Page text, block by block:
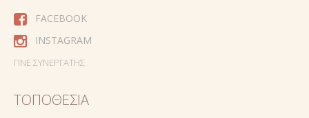
FACEBOOK
INSTAGRAM
ΓΊΝΕ ΣΥΝΕΡΓΆΤΗΣ
ΤΟΠΟΘΕΣΊΑ